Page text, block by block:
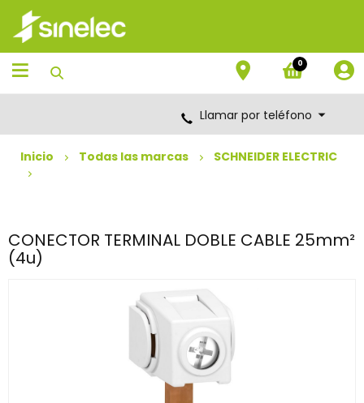
Saltar
contenido
Saltar
menú
de
navegación
0
Llamar por teléfono
Inicio Todas las marcas SCHNEIDER ELECTRIC
CONECTOR TERMINAL DOBLE CABLE 25mm²
(4u)